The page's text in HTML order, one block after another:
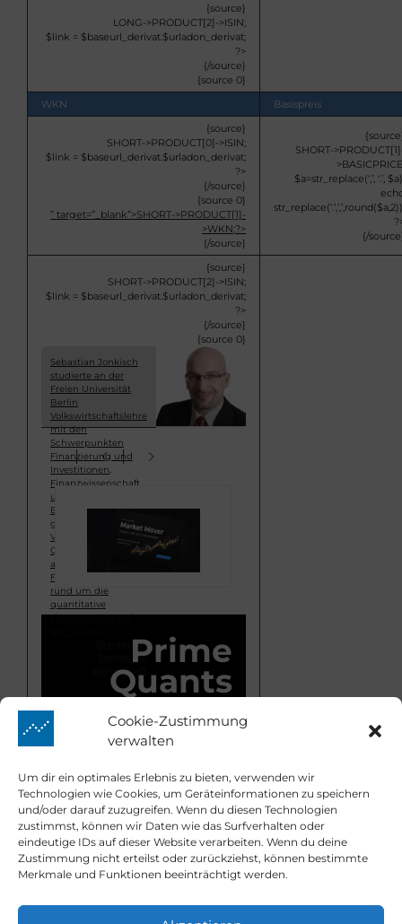
Cookie-Zustimmung
verwalten
Um dir ein optimales Erlebnis zu bieten, verwenden wir
Technologien wie Cookies, um Geräteinformationen zu speichern
und/oder darauf zuzugreifen. Wenn du diesen Technologien
zustimmst, können wir Daten wie das Surfverhalten oder
eindeutige IDs auf dieser Website verarbeiten. Wenn du deine
Zustimmung nicht erteilst oder zurückziehst, können bestimmte
Merkmale und Funktionen beeinträchtigt werden.
{source}
LONG->PRODUCT[2]->ISIN;
$link = $baseurl_derivat.$urladon_derivat;
?>
{/source}
{source 0}
WKN
Basispreis
{source}
SHORT->PRODUCT[0]->ISIN;
$link = $baseurl_derivat.$urladon_derivat;
?>
{/source}
{source 0}
” target=”_blank”>SHORT->PRODUCT[1]-
>WKN;?>
{/source}
SHORT-
$a=str_replace(‘,’, ‘.’,
{/
{source}
SHORT->PRODUCT[2]->ISIN;
$link = $baseurl_derivat.$urladon_derivat;
?>
{/source}
{source 0}
Sebastian Jonkisch
studierte an der
Freien Universität
Berlin
Volkswirtschaftslehre
mit den
Schwerpunkten
Finanzierung und
Investitionen,
Finanzwissenschaft
und Ökonometrie.
Bei Prime Quants
geht der Diplom-
Volkswirt und
Querdenker vor
allem komplexeren
Fragestellungen
rund um die
quantitative
Finanzanalyse auf
Sebastian
Jonkisch,
Wirtschaft
Prime
Quants
Kontakt
quants.de